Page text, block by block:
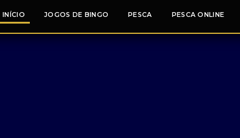
INÍCIO JOGOS DE BINGO PESCA PESCA ONLINE